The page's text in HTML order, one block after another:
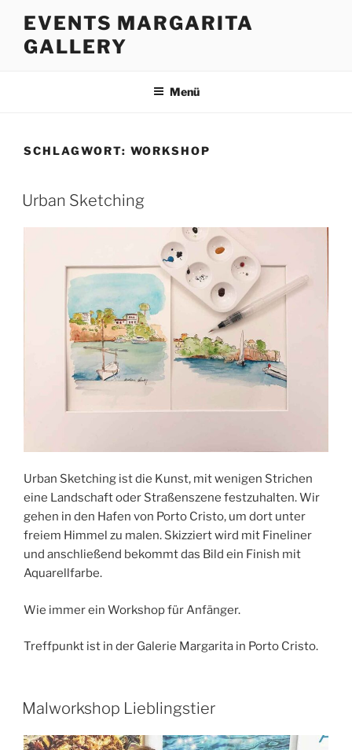
Inhalt
springen
EVENTS MARGARITA
GALLERY
Menü
SCHLAGWORT: WORKSHOP
Urban Sketching
Urban Sketching ist die Kunst, mit wenigen Strichen
eine Landschaft oder Straßenszene festzuhalten. Wir
gehen in den Hafen von Porto Cristo, um dort unter
freiem Himmel zu malen. Skizziert wird mit Fineliner
und anschließend bekommt das Bild ein Finish mit
Aquarellfarbe.
Wie immer ein Workshop für Anfänger.
Treffpunkt ist in der Galerie Margarita in Porto Cristo.
Malworkshop Lieblingstier